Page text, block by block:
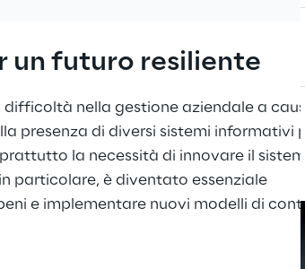
un futuro resiliente
nella gestione aziendale a
presenza di diversi sistemi informativi
la necessità di innovare il
particolare, è diventato essenziale
e implementare nuovi modelli di